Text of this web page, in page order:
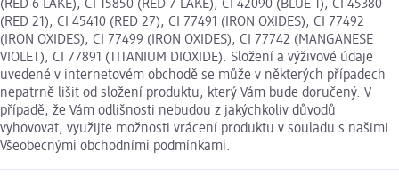
(RED 6 LAKE), CI 15850 (RED 7 LAKE), CI 42090 (BLUE 1), CI 45380
(RED 21), CI 45410 (RED 27), CI 77491 (IRON OXIDES), CI 77492
(IRON OXIDES), CI 77499 (IRON OXIDES), CI 77742 (MANGANESE
VIOLET), CI 77891 (TITANIUM DIOXIDE). Složení a výživové údaje
uvedené v internetovém obchodě se může v některých případech
nepatrně lišit od složení produktu, který Vám bude doručený. V
případě, že Vám odlišnosti nebudou z jakýchkoliv důvodů
vyhovovat, využijte možnosti vrácení produktu v souladu s našimi
Všeobecnými obchodními podmínkami.